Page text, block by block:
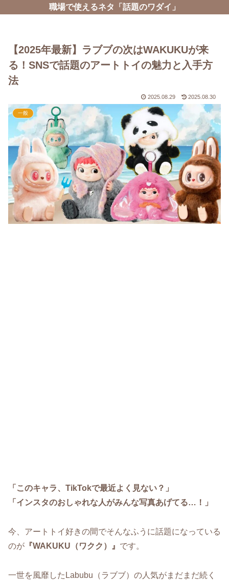
職場で使えるネタ「話題のワダイ」
【2025年最新】ラブブの次はWAKUKUが来
る！SNSで話題のアートトイの魅力と入手方
法
2025.08.29 2025.08.30
一般
「このキャラ、TikTokで最近よく見ない？」
「インスタのおしゃれな人がみんな写真あげてる…！」
今、アートトイ好きの間でそんなふうに話題になっている
のが 『WAKUKU（ワクク）』 です。
一世を風靡したLabubu（ラブブ）の人気がまだまだ続く